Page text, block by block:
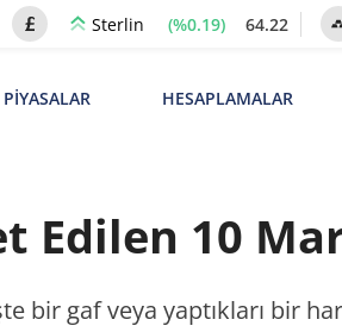
Sterlin (%0.19) 64.22
PİYASALAR HESAPLAMALAR
Edilen 10
bir gaf veya yaptıkları bir